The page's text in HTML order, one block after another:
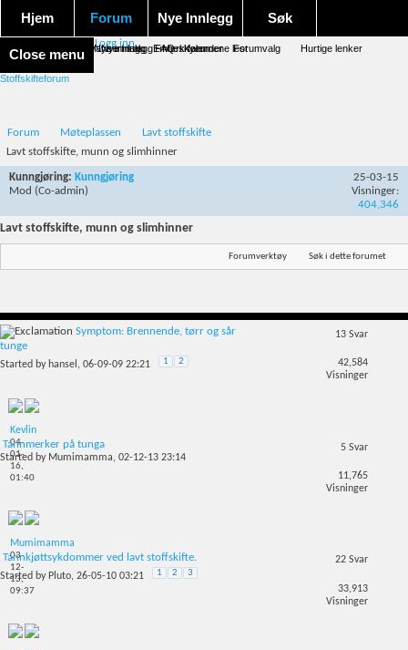
Hjem Forum
Nye innlegg FAQ Kalender Forumvalg Hurtige lenker
Nye Innlegg
Nye innlegg Merk forumene lest
Søk
Avansert søk Emneskyen
Close menu
Logg inn
Stoffskifteforum
Forum Møteplassen
Lavt stoffskifte
Lavt stoffskifte, munn og slimhinner
Kunngjøring: Kunngjøring
Mod (Co-admin)
25-03-15
Visninger:
404,346
Lavt stoffskifte, munn og slimhinner
Forumverktøy Søk i dette forumet
Symptom: Brennende, tørr og sår
tunge
Started by hansel , 06-09-09 22:21 1 2
13 Svar
42,584
Visninger
Kevlin
04-
01-
16,
01:40
Tannmerker på tunga
Started by Mumimamma, 02-12-13 23:14
5 Svar
11,765
Visninger
Mumimamma
03-
12-
13,
09:37
Tannkjøttsykdommer ved lavt stoffskifte.
Started by Pluto, 26-05-10 03:21 1 2 3
22 Svar
33,913
Visninger